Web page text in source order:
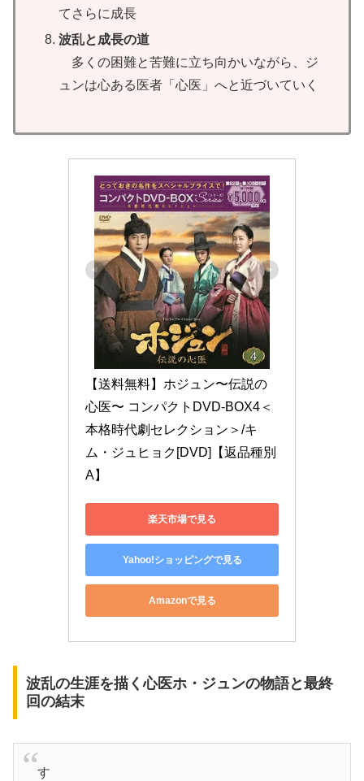
てさらに成長
波乱と成長の道
多くの困難と苦難に立ち向かいながら、ジ
ュンは心ある医者「心医」へと近づいていく
【送料無料】ホジュン〜伝説の
心医〜 コンパクトDVD-BOX4＜
本格時代劇セレクション＞/キ
ム・ジュヒョク[DVD]【返品種別
A】
楽天市場で見る
Yahoo!ショッピングで見る
Amazonで見る
波乱の生涯を描く心医ホ・ジュンの物語と最終
回の結末
す